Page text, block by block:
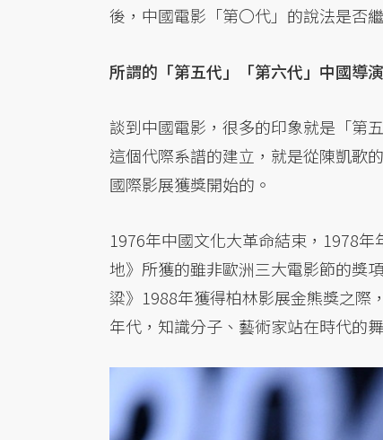
後，中國電影「第〇代」的說法是否
所謂的「第五代」「第六代」中國導演
談到中國電影，很多的印象就是「第
這個代際系譜的建立，就是從陳凱歌
國際影展獲獎開始的。
1976年中國文化大革命結束，1978
地》所獲的雖非歐洲三大電影節的獎
粱》1988年獲得柏林影展金熊獎之際
年代，知識分子、藝術家站在時代的